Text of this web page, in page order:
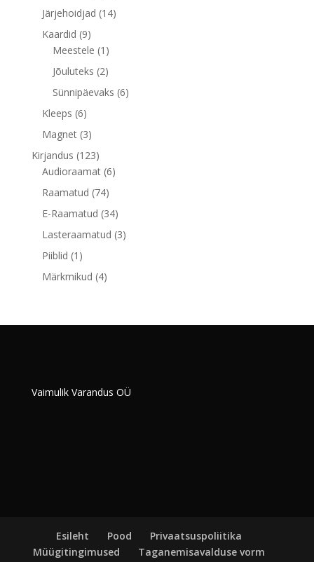
toodet
Järjehoidjad 1414
Kaardid 99
toodet
Meestele 1 1
toode
Jõuluteks 22
toodet
Sünnipäevaks 66
Kleeps 66
toodet
Magnet 33
toodet
Kirjandus 123123
toodet
Audioraamat 66
Raamatud 7474
toodet
E-Raamatud 3434
toodet
Lasteraamatud 33
Piiblid 1 1
toode
Märkmikud 44
Vaimulik Varandus OÜ
Esileht Pood
Privaatsuspoliitika
Müügitingimused
Taganemisavalduse vorm